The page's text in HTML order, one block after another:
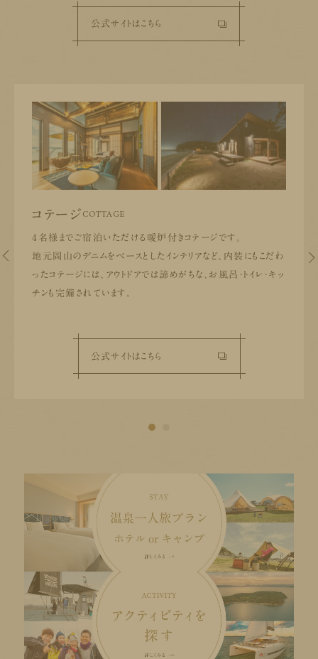
公式サイトはこちら
コテージCOTTAGE
4名様までご宿泊いただける暖炉付きコテージです。
地元岡山のデニムをベースとしたインテリアなど、内装にもこだわ
ったコテージには、アウトドアでは諦めがちな、お風呂・トイレ・キッ
チンも完備されています。
公式サイトはこちら